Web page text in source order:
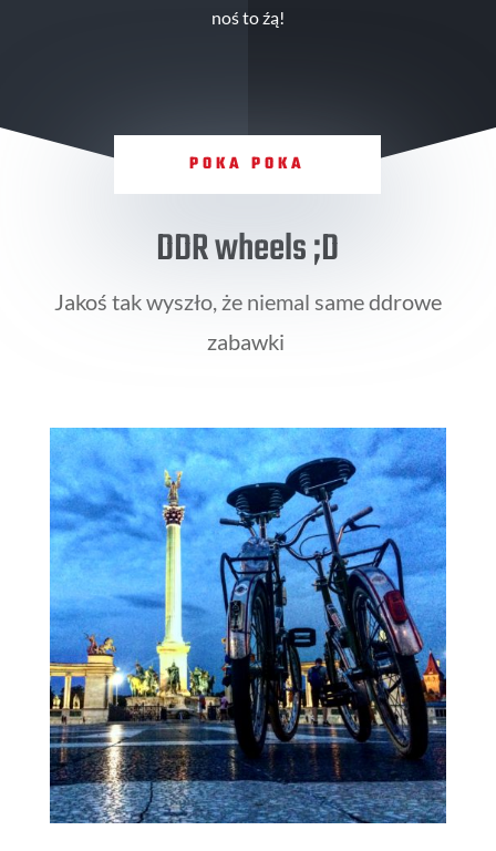
noś to źą!
POKA POKA
DDR wheels ;D
Jakoś tak wyszło, że niemal same ddrowe
zabawki